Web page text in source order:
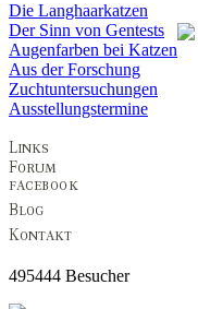
Die Langhaarkatzen
Der Sinn von Gentests
Augenfarben bei Katzen
Aus der Forschung
Zuchtuntersuchungen
Ausstellungstermine
495444 Besucher